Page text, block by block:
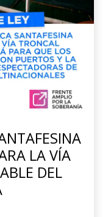
LA VÍA
DEL